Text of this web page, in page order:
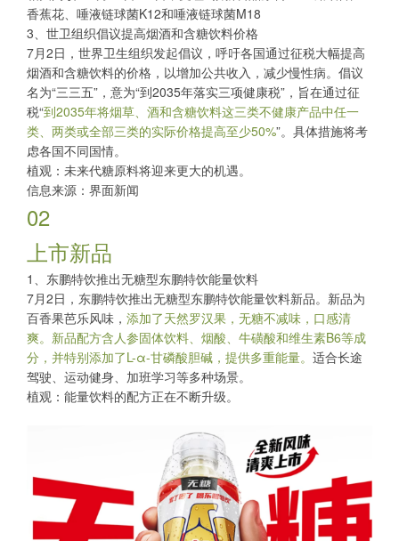
香蕉花、唾液链球菌K12和唾液链球菌M18
3、世卫组织倡议提高烟酒和含糖饮料价格
7月2日，世界卫生组织发起倡议，呼吁各国通过征税大幅提高
烟酒和含糖饮料的价格，以增加公共收入，减少慢性病。倡议
名为“三三五”，意为“到2035年落实三项健康税”，旨在通过征
税“到2035年将烟草、酒和含糖饮料这三类不健康产品中任一
类、两类或全部三类的实际价格提高至少50%”。具体措施将考
虑各国不同国情。
植观：未来代糖原料将迎来更大的机遇。
信息来源：界面新闻
02
上市新品
1、东鹏特饮推出无糖型东鹏特饮能量饮料
7月2日，东鹏特饮推出无糖型东鹏特饮能量饮料新品。新品为
百香果芭乐风味， 添加了天然罗汉果，无糖不减味，口感清
爽。新品配方含人参固体饮料、烟酸、牛磺酸和维生素B6等成
分，并特别添加了L-α-甘磷酸胆碱，提供多重能量。 适合长途
驾驶、运动健身、加班学习等多种场景。
植观：能量饮料的配方正在不断升级。